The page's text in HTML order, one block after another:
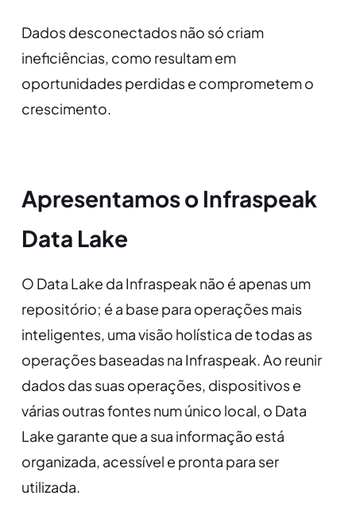
Dados desconectados não só criam
ineficiências, como resultam em
oportunidades perdidas e comprometem o
crescimento.
Apresentamos o Infraspeak
Data Lake
O Data Lake da Infraspeak não é apenas um
repositório; é a base para operações mais
inteligentes, uma visão holística de todas as
operações baseadas na Infraspeak. Ao reunir
dados das suas operações, dispositivos e
várias outras fontes num único local, o Data
Lake garante que a sua informação está
organizada, acessível e pronta para ser
utilizada.